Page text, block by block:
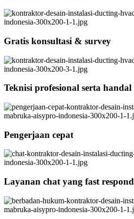
Gratis konsultasi & survey
Teknisi profesional serta handal
Pengerjaan cepat
Layanan chat yang fast respond